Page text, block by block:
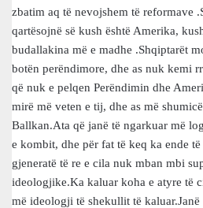
zbatim aq të nevojshem të reformave
qartësojnë së kush është Amerika,
budallakina më e madhe .Shqiptarët
botën perëndimore, dhe as nuk kemi
që nuk e pelqen Perëndimin dhe
mirë më veten e tij, dhe as më
Ballkan.Ata që janë të ngarkuar më
e kombit, dhe për fat të keq ka ende
gjeneratë të re e cila nuk mban mbi
ideologjike.Ka kaluar koha e atyre të
më ideologji të shekullit të